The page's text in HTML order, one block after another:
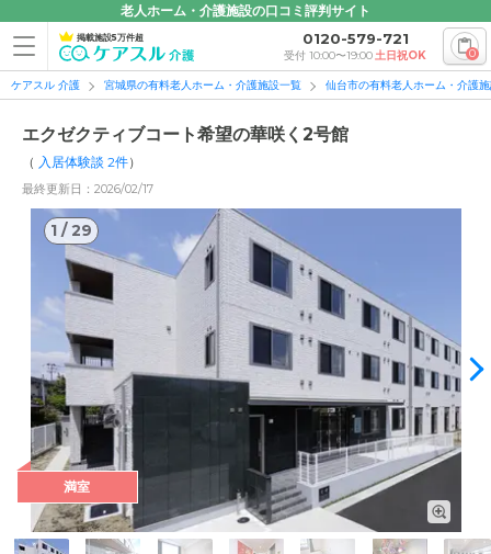
老人ホーム・介護施設の口コミ評判サイト
掲載施設5万件超 0120-579-721
受付 10:00〜19:00土日祝OK 0
ケアスル 介護 宮城県の有料老人ホーム・介護施設一覧 仙台市の有料老人ホーム・介護
エクゼクティブコート希望の華咲く2号館
（ 入居体験談 2件）
最終更新日：2026/02/17
1 /29
1/29
満室